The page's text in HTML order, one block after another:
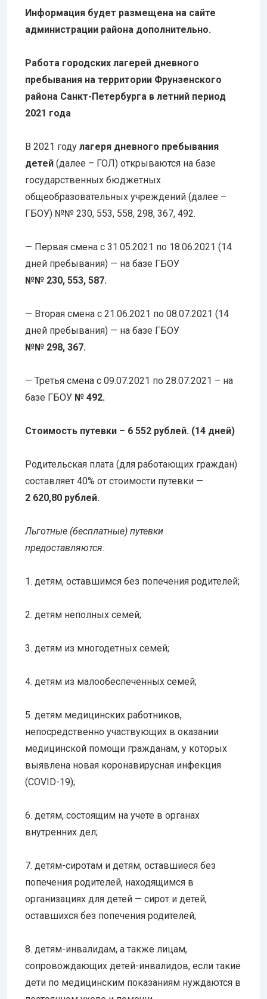
Информация будет размещена на сайте
администрации района дополнительно.
Работа городских лагерей дневного
пребывания на территории Фрунзенского
района Санкт-Петербурга в летний период
2021 года
В 2021 году лагеря дневного пребывания
детей (далее – ГОЛ) открываются на базе
государственных бюджетных
общеобразовательных учреждений (далее –
ГБОУ) №№ 230, 553, 558, 298, 367, 492.
— Первая смена с 31.05.2021 по 18.06.2021 (14
дней пребывания) — на базе ГБОУ
№№ 230, 553, 587.
— Вторая смена с 21.06.2021 по 08.07.2021 (14
дней пребывания) — на базе ГБОУ
№№ 298, 367.
— Третья смена с 09.07.2021 по 28.07.2021 – на
базе ГБОУ № 492.
Стоимость путевки – 6 552 рублей. (14 дней)
Родительская плата (для работающих граждан)
составляет 40% от стоимости путевки —
2 620,80 рублей.
Льготные (бесплатные) путевки
предоставляются:
1. детям, оставшимся без попечения родителей;
2. детям неполных семей;
3. детям из многодетных семей;
4. детям из малообеспеченных семей;
5. детям медицинских работников,
непосредственно участвующих в оказании
медицинской помощи гражданам, у которых
выявлена новая коронавирусная инфекция
(COVID-19);
6. детям, состоящим на учете в органах
внутренних дел;
7. детям-сиротам и детям, оставшиеся без
попечения родителей, находящимся в
организациях для детей — сирот и детей,
оставшихся без попечения родителей;
8. детям-инвалидам, а также лицам,
сопровождающих детей-инвалидов, если такие
дети по медицинским показаниям нуждаются в